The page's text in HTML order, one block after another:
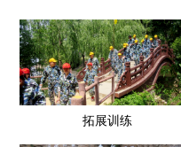
拓展训练